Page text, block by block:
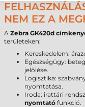
NEM EZ A
A Zebra GK420d
területeken:
Kereskedelem:
Egészségügy:
jelölése.
Logisztika:
nyomtatása.
Iroda: irattári
nyomtató funkció.